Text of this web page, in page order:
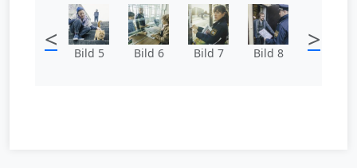
< Bild 5 Bild 6 Bild 7 Bild 8 >